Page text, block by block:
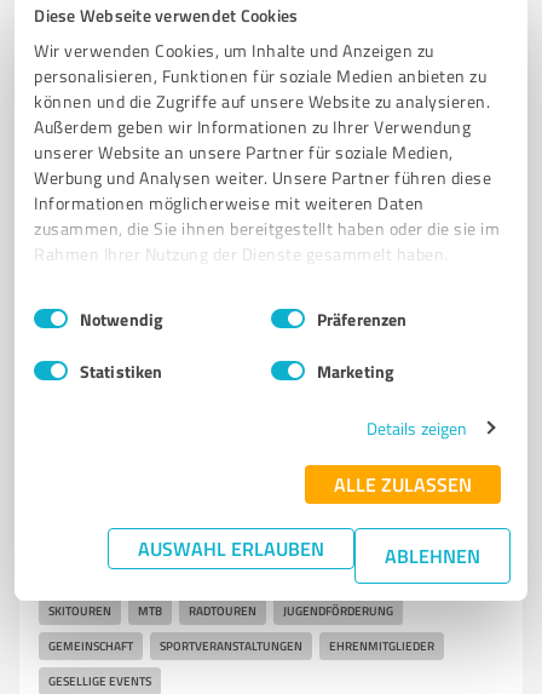
Diese Webseite verwendet Cookies
Wir verwenden Cookies, um Inhalte und Anzeigen zu
personalisieren, Funktionen für soziale Medien anbieten zu
können und die Zugriffe auf unsere Website zu analysieren.
Außerdem geben wir Informationen zu Ihrer Verwendung
unserer Website an unsere Partner für soziale Medien,
Werbung und Analysen weiter. Unsere Partner führen diese
Informationen möglicherweise mit weiteren Daten
zusammen, die Sie ihnen bereitgestellt haben oder die sie im
Rahmen Ihrer Nutzung der Dienste gesammelt haben.
Impressum Datenschutzbestimmungen
Einwilligungsauswahl
Notwendig Präferenzen
Statistiken Marketing
Details zeigen
ALLE ZULASSEN
AUSWAHL ERLAUBEN ABLEHNEN
JUGENDFÖRDERUNG
LED-BELEUCHTUNG FLUTLICHTANLAGE GEMEINSCHAFT
SPORTAKTIVITÄTEN NACHHALTIGKEIT
Cancale-Platz 4, 97450 Arnstein
info@fc-arnstein.de www.fc-arnstein.de/
19Bewertungen (1 Quelle)
Winter-Sport-Club Gemünden e.V.
Wintersportverein in Gemünden mit vielfältigen
Aktivitäten und Gemeinschaftsange
MITGLIEDSCHAFT
SKITOUREN MTB RADTOUREN JUGENDFÖRDERUNG
GEMEINSCHAFT SPORTVERANSTALTUNGEN EHRENMITGLIEDER
GESELLIGE EVENTS